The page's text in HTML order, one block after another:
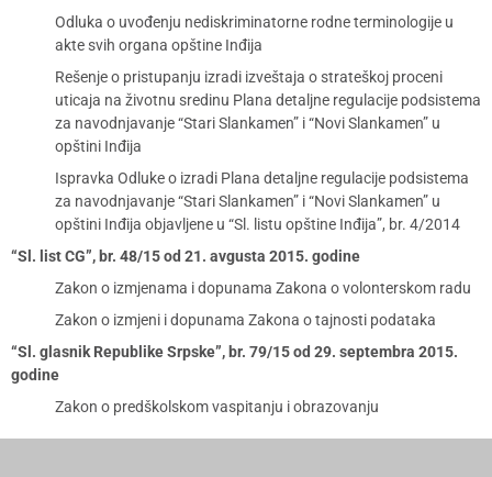
Odluka o uvođenju nediskriminatorne rodne terminologije u
akte svih organa opštine Inđija
Rešenje o pristupanju izradi izveštaja o strateškoj proceni
uticaja na životnu sredinu Plana detaljne regulacije podsistema
za navodnjavanje “Stari Slankamen” i “Novi Slankamen” u
opštini Inđija
Ispravka Odluke o izradi Plana detaljne regulacije podsistema
za navodnjavanje “Stari Slankamen” i “Novi Slankamen” u
opštini Inđija objavljene u “Sl. listu opštine Inđija”, br. 4/2014
“Sl. list CG”, br. 48/15 od 21. avgusta 2015. godine
Zakon o izmjenama i dopunama Zakona o volonterskom radu
Zakon o izmjeni i dopunama Zakona o tajnosti podataka
“Sl. glasnik Republike Srpske”, br. 79/15 od 29. septembra 2015.
godine
Zakon o predškolskom vaspitanju i obrazovanju